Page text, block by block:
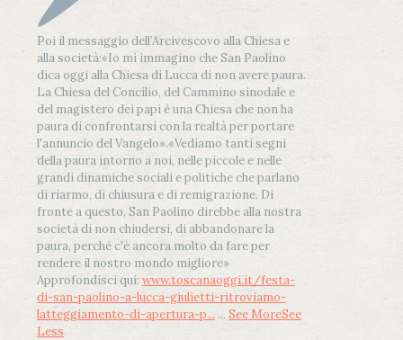
Poi il messaggio dell’Arcivescovo alla Chiesa e
alla società:«Io mi immagino che San Paolino
dica oggi alla Chiesa di Lucca di non avere paura.
La Chiesa del Concilio, del Cammino sinodale e
del magistero dei papi è una Chiesa che non ha
paura di confrontarsi con la realtà per portare
l'annuncio del Vangelo».«Vediamo tanti segni
della paura intorno a noi, nelle piccole e nelle
grandi dinamiche sociali e politiche che parlano
di riarmo, di chiusura e di remigrazione. Di
fronte a questo, San Paolino direbbe alla nostra
società di non chiudersi, di abbandonare la
paura, perché c'è ancora molto da fare per
rendere il nostro mondo migliore»
Approfondisci qui: www.toscanaoggi.it/festa-
di-san-paolino-a-lucca-giulietti-ritroviamo-
latteggiamento-di-apertura-p... ... See MoreSee
Less